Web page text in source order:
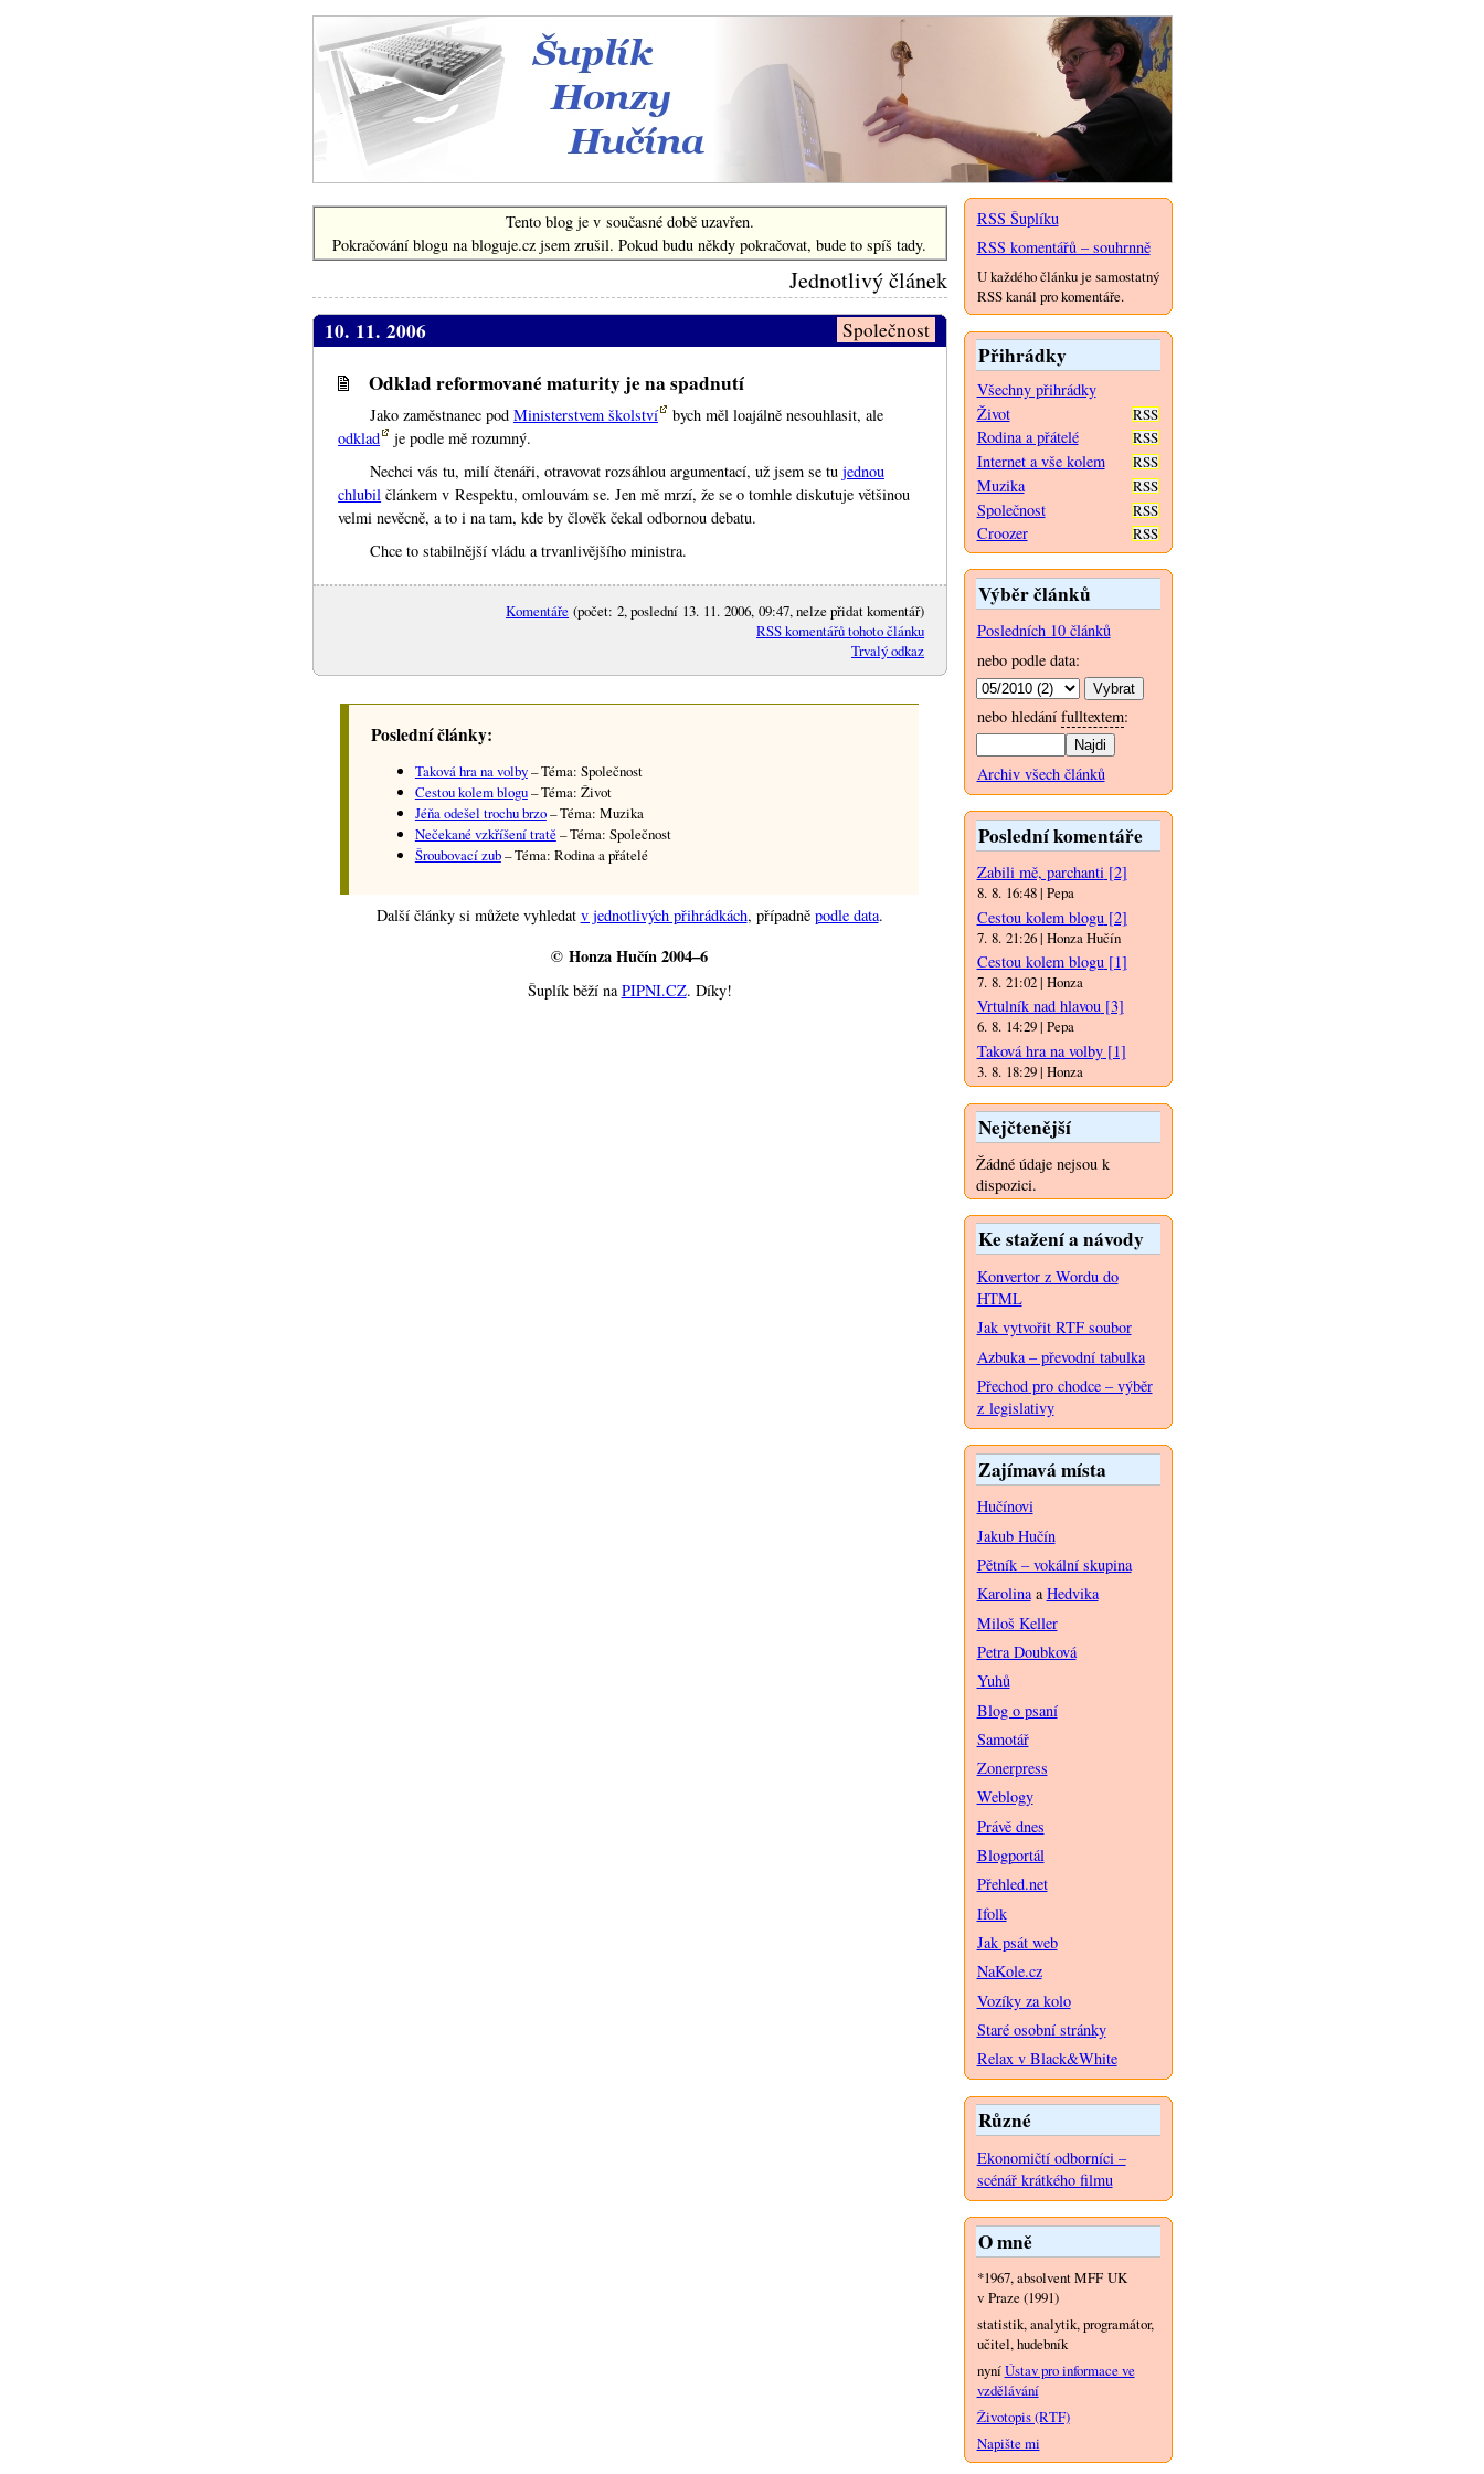
Šuplík Honzy Hučína
Tento blog je v současné době uzavřen.
Pokračování blogu na bloguje.cz jsem zrušil. Pokud budu někdy pokračovat, bude to spíš tady.
Jednotlivý článek
Společnost
10. 11. 2006
Odklad reformované maturity je na spadnutí
Jako zaměstnanec pod Ministerstvem školství
bych měl loajálně nesouhlasit, ale
odklad
je podle mě rozumný.
Nechci vás tu, milí čtenáři, otravovat rozsáhlou argumentací, už jsem se tu jednou
chlubil článkem v Respektu, omlouvám se. Jen mě mrzí, že se o tomhle diskutuje většinou
velmi nevěcně, a to i na tam, kde by člověk čekal odbornou debatu.
Chce to stabilnější vládu a trvanlivějšího ministra.
Komentáře (počet: 2, poslední 13. 11. 2006, 09:47, nelze přidat komentář)
RSS komentářů tohoto článku
Trvalý odkaz
Poslední články:
Taková hra na volby– Téma: Společnost
Cestou kolem blogu– Téma: Život
Jéňa odešel trochu brzo– Téma: Muzika
Nečekané vzkříšení tratě– Téma: Společnost
Šroubovací zub– Téma: Rodina a přátelé
Další články si můžete vyhledat v jednotlivých přihrádkách, případně podle data.
© Honza Hučín 2004–6
Šuplík běží na PIPNI.CZ. Díky!
RSS Šuplíku
RSS komentářů – souhrnně
U každého článku je samostatný
RSS kanál pro komentáře.
Přihrádky
Všechny přihrádky
RSS
Život
RSS
Rodina a přátelé
RSS
Internet a vše kolem
RSS
Muzika
RSS
Společnost
RSS
Croozer
Výběr článků
Posledních 10 článků
nebo podle data:
nebo hledání fulltextem:
Archiv všech článků
Poslední komentáře
Zabili mě, parchanti[2]
8. 8. 16:48 | Pepa
Cestou kolem blogu[2]
7. 8. 21:26 | Honza Hučín
Cestou kolem blogu[1]
7. 8. 21:02 | Honza
Vrtulník nad hlavou[3]
6. 8. 14:29 | Pepa
Taková hra na volby[1]
3. 8. 18:29 | Honza
Nejčtenější
Žádné údaje nejsou k
dispozici.
Ke stažení a návody
Konvertor z Wordu do
HTML
Jak vytvořit RTF soubor
Azbuka – převodní tabulka
Přechod pro chodce – výběr
z legislativy
Zajímavá místa
Hučínovi
Jakub Hučín
Pětník – vokální skupina
KarolinaaHedvika
Miloš Keller
Petra Doubková
Yuhů
Blog o psaní
Samotář
Zonerpress
Weblogy
Právě dnes
Blogportál
Přehled.net
Ifolk
Jak psát web
NaKole.cz
Vozíky za kolo
Staré osobní stránky
Relax v Black&White
Různé
Ekonomičtí odborníci –
scénář krátkého filmu
O mně
*1967, absolvent MFF UK
v Praze (1991)
statistik, analytik, programátor,
učitel, hudebník
nyníÚstav pro informace ve
vzdělávání
Životopis (RTF)
Napište mi